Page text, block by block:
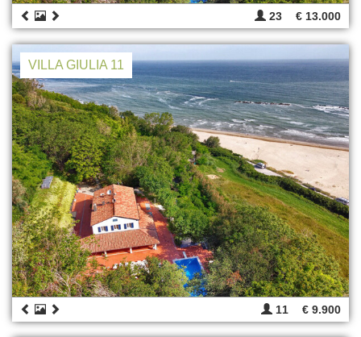
23 € 13.000
VILLA GIULIA 11
11 € 9.900